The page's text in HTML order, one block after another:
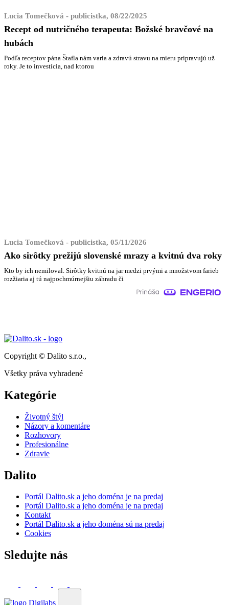
Lucia Tomečková - publicistka, 08/22/2025
Recept od nutričného terapeuta: Božské bravčové na
hubách
Podľa receptov pána Štafla nám varia a zdravú stravu na mieru pripravujú už
roky. Je to investícia, nad ktorou
Lucia Tomečková - publicistka, 05/11/2026
Ako sirôtky prežijú slovenské mrazy a kvitnú dva roky
Kto by ich nemiloval. Sirôtky kvitnú na jar medzi prvými a množstvom farieb
rozžiaria aj tú najpochmúrnejšiu záhradu či
Copyright © Dalito s.r.o.,
Všetky práva vyhradené
Kategórie
Životný štýl
Názory a komentáre
Rozhovory
Profesionálne
Zdravie
Dalito
Portál Dalito.sk a jeho doména je na predaj
Portál Dalito.sk a jeho doména je na predaj
Kontakt
Portál Dalito.sk a jeho doména sú na predaj
Cookies
Sledujte nás